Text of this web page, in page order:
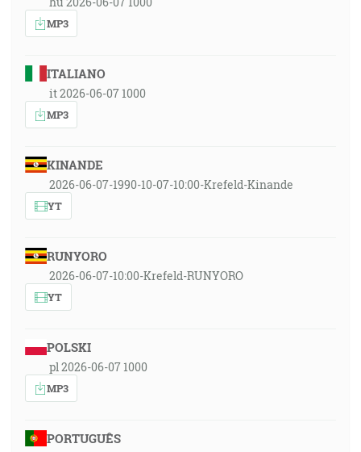
MP3
ITALIANO
it 2026-06-07 1000
MP3
KINANDE
2026-06-07-1990-10-07-10:00-Krefeld-Kinande
YT
RUNYORO
2026-06-07-10:00-Krefeld-RUNYORO
YT
POLSKI
pl 2026-06-07 1000
MP3
PORTUGUÊS